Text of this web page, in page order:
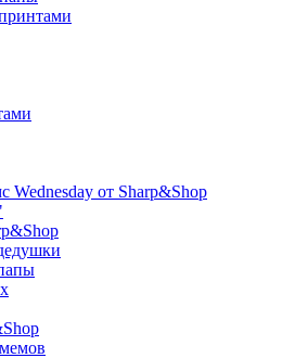
от Sharp&Shop